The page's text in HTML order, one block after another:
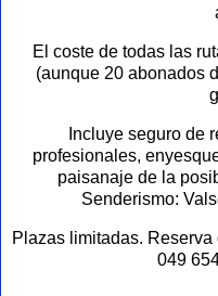
El coste de todas las
(aunque 20 abonados
Incluye seguro de
profesionales,
paisanaje de la
Senderismo:
Plazas limitadas.
049